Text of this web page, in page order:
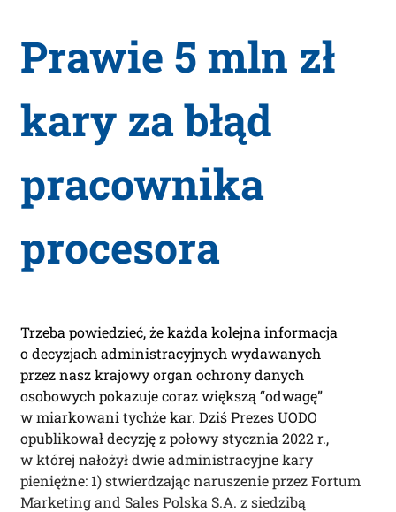
Prawie 5 mln zł
kary za błąd
pracownika
procesora
Trzeba powiedzieć, że każda kolejna informacja
o decyzjach administracyjnych wydawanych
przez nasz krajowy organ ochrony danych
osobowych pokazuje coraz większą “odwagę”
w miarkowani tychże kar. Dziś Prezes UODO
opublikował decyzję z połowy stycznia 2022 r.,
w której nałożył dwie administracyjne kary
pieniężne: 1) stwierdzając naruszenie przez Fortum
Marketing and Sales Polska S.A. z siedzibą